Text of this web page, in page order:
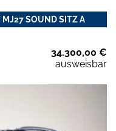
MJ27 SOUND SITZ A
34.300,00 €
ausweisbar